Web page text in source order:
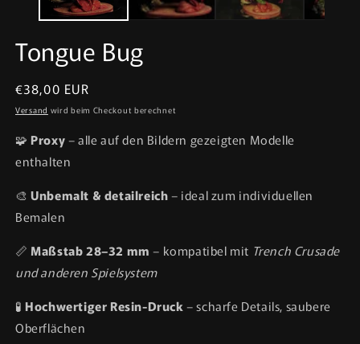
Tongue Bug
Normaler
Preis
€38,00 EUR
Versand wird beim Checkout berechnet
🧩Proxy– alle auf den Bildern gezeigten Modelle
enthalten
🎨Unbemalt & detailreich– ideal zum individuellen
Bemalen
📏 Maßstab 28–32 mm – kompatibel mit Trench Crusade
und anderen Spielsystem
🧪Hochwertiger Resin-Druck – scharfe Details, saubere
Oberflächen